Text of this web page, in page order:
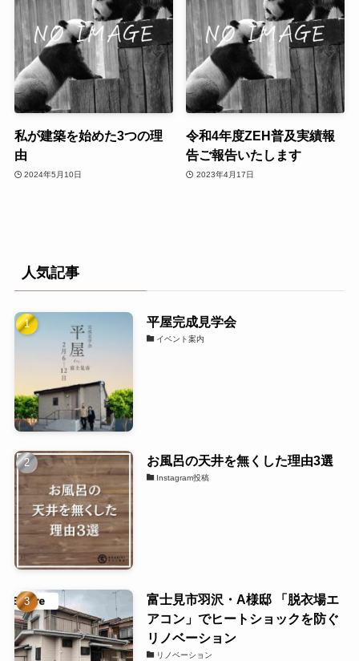
私が建築を始めた3つの理
由
2024年5月10日
令和4年度ZEH普及実績報
告ご報告いたします
2023年4月17日
人気記事
平屋完成見学会
イベント案内
お風呂の天井を無くした理由3選
Instagram投稿
富士見市羽沢・A様邸 「脱衣場エ
アコン」でヒートショックを防ぐ
リノベーション
リノベーション